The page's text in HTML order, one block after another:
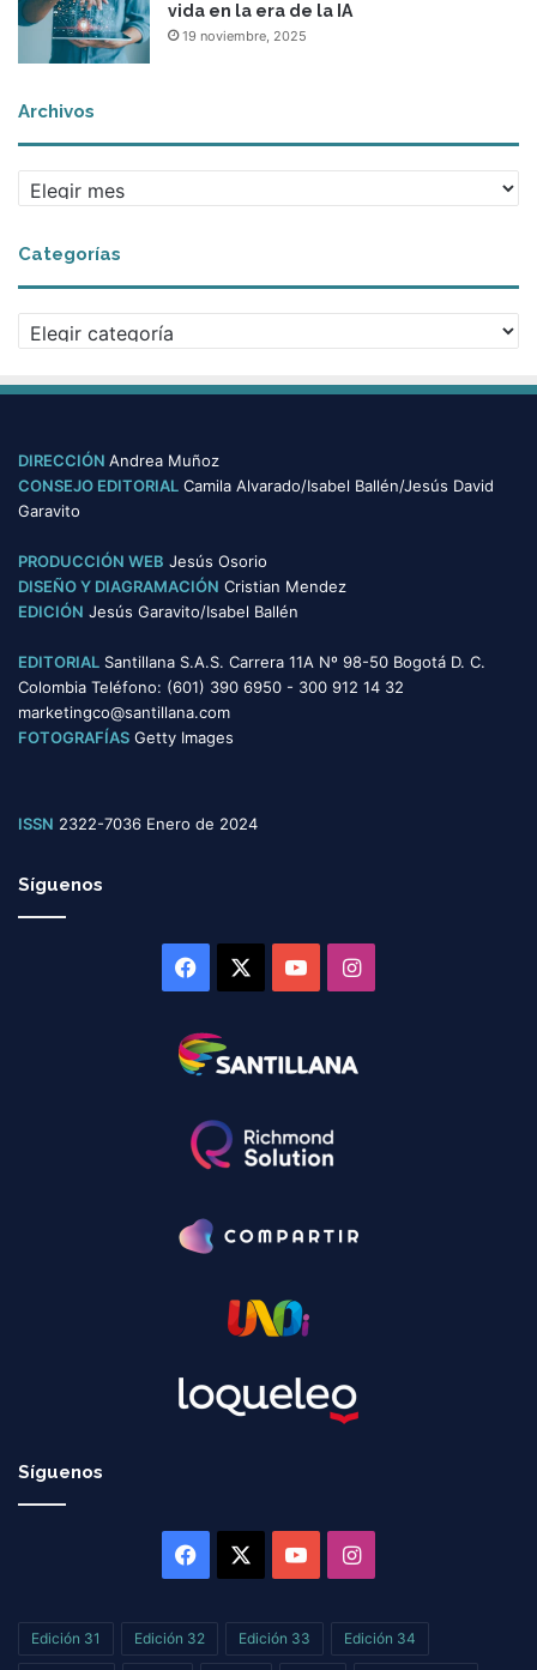
vida en la era de la IA
19 noviembre, 2025
Archivos
r
h
i
v
Categorías
a
e
o
r
í
s
DIRECCIÓN Andrea Muñoz
CONSEJO EDITORIAL Camila Alvarado/Isabel Ballén/Jesús David
Garavito
PRODUCCIÓN WEB Jesús Osorio
DISEÑO Y DIAGRAMACIÓN Cristian Mendez
EDICIÓN Jesús Garavito/Isabel Ballén
EDITORIAL Santillana S.A.S. Carrera 11A Nº 98-50 Bogotá D. C.
Colombia Teléfono: (601) 390 6950 - 300 912 14 32
marketingco@santillana.com
FOTOGRAFÍAS Getty Images
ISSN 2322-7036 Enero de 2024
Síguenos
Facebook YouTubeInstagram
Síguenos
Facebook YouTubeInstagram
Edición 31 Edición 32 Edición 33 Edición 34